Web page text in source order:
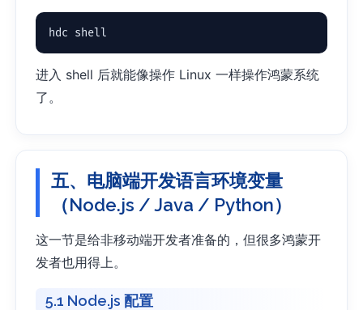
hdc shell
进入 shell 后就能像操作 Linux 一样操作鸿蒙系统
了。
五、电脑端开发语言环境变量
（Node.js / Java / Python）
这一节是给非移动端开发者准备的，但很多鸿蒙开
发者也用得上。
5.1 Node.js 配置